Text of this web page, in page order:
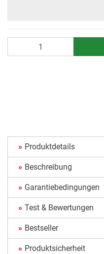
Produktdetails
Beschreibung
Garantiebedingungen
Test & Bewertungen
Bestseller
Produktsicherheit